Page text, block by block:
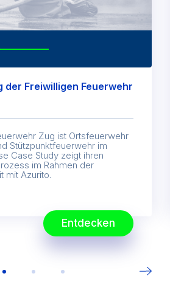
der Freiwilligen Feuerwehr
Zug ist Ortsfeuerwehr
Stützpunktfeuerwehr im
Case Study zeigt ihren
im Rahmen der
mit Azurito.
Entdecken